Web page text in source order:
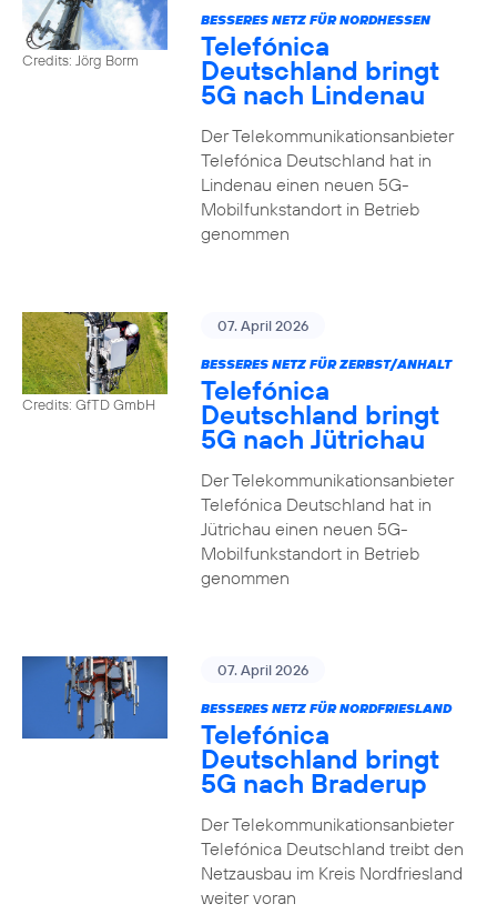
Credits: Jörg Borm
BESSERES NETZ FÜR NORDHESSEN
Telefónica
Deutschland bringt
5G nach Lindenau
Der Telekommunikationsanbieter
Telefónica Deutschland hat in
Lindenau einen neuen 5G-
Mobilfunkstandort in Betrieb
genommen
Credits: GfTD GmbH
07. April 2026
BESSERES NETZ FÜR ZERBST/ANHALT
Telefónica
Deutschland bringt
5G nach Jütrichau
Der Telekommunikationsanbieter
Telefónica Deutschland hat in
Jütrichau einen neuen 5G-
Mobilfunkstandort in Betrieb
genommen
07. April 2026
BESSERES NETZ FÜR NORDFRIESLAND
Telefónica
Deutschland bringt
5G nach Braderup
Der Telekommunikationsanbieter
Telefónica Deutschland treibt den
Netzausbau im Kreis Nordfriesland
weiter voran